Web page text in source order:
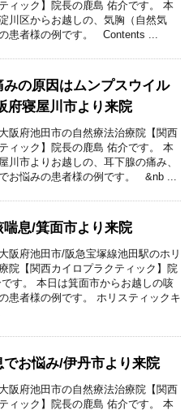
ィック】院長の鹿島 佑介です。 本
川区からお越しの、気胸（自然気
患者様の例です。 Contents ...
みの原因はムンプスウイル
府寝屋川市より来院
阪府池田市の自然療法治療院【関西
ィック】院長の鹿島 佑介です。 本
川市よりお越しの、耳下腺の痛み、
お悩みの患者様の例です。 &nb ...
喘息/箕面市より来院
阪府池田市/阪急宝塚線池田駅のホリ
院【関西カイロプラクティック】院
す。 本日は箕面市からお越しの咳
患者様の例です。 ホリスティックキ
でお悩み/伊丹市より来院
阪府池田市の自然療法治療院【関西
ィック】院長の鹿島 佑介です。 本